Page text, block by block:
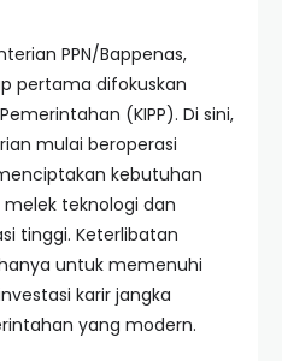
PPN/Bappenas,
pertama difokuskan
(KIPP). Di sini,
mulai beroperasi
kebutuhan
teknologi dan
tinggi. Keterlibatan
untuk memenuhi
karir jangka
yang modern.